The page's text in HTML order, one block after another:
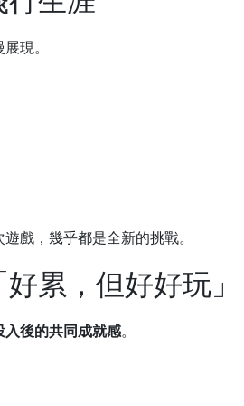
現。
戲，幾乎都是全新的挑戰。
累，但好好玩
入後的共同成就感。